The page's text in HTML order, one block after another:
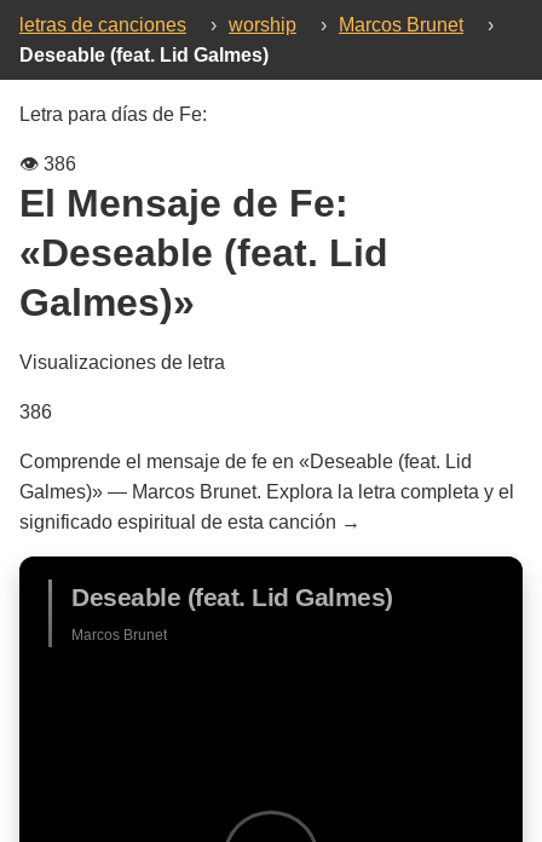
letras de canciones › worship › Marcos Brunet
›
Deseable (feat. Lid Galmes)
Letra para días de Fe:
👁️ 386
El Mensaje de Fe:
«Deseable (feat. Lid
Galmes)»
Visualizaciones de letra
386
Comprende el mensaje de fe en «Deseable (feat. Lid
Galmes)» — Marcos Brunet. Explora la letra completa y el
significado espiritual de esta canción →
Deseable (feat. Lid Galmes)
Marcos Brunet